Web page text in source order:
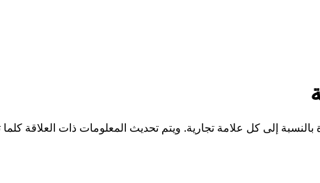
بالنسبة إلى كل علامة تجارية. ويتم تحديث المعلومات ذات العلاقة